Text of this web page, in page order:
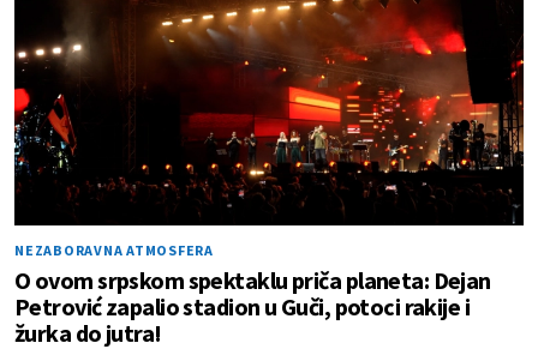
NEZABORAVNA ATMOSFERA
O ovom srpskom spektaklu priča planeta: Dejan
Petrović zapalio stadion u Guči, potoci rakije i
žurka do jutra!